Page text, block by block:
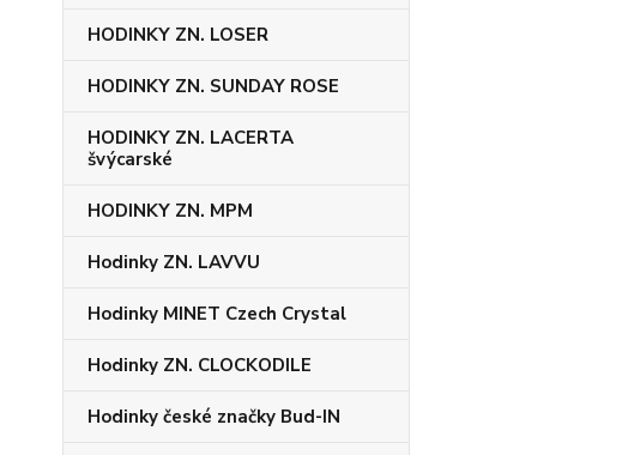
HODINKY ZN. LOSER
HODINKY ZN. SUNDAY ROSE
HODINKY ZN. LACERTA
švýcarské
HODINKY ZN. MPM
Hodinky ZN. LAVVU
Hodinky MINET Czech Crystal
Hodinky ZN. CLOCKODILE
Hodinky české značky Bud-IN